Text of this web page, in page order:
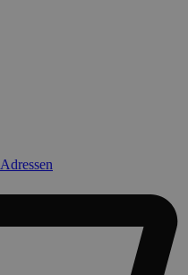
Adressen